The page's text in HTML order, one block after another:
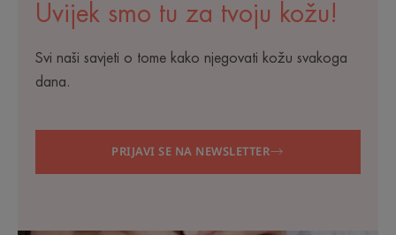
Uvijek smo tu za tvoju kožu!
Svi naši savjeti o tome kako njegovati kožu svakoga
dana.
PRIJAVI SE NA NEWSLETTER